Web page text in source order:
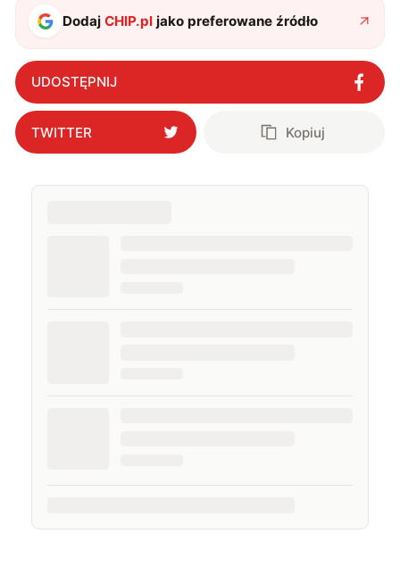
DodajCHIP.pl jako preferowane źródło
UDOSTĘPNIJ
TWITTER Kopiuj